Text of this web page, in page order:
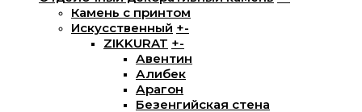
Камень с принтом
Искусственный +-
ZIKKURAT +-
Авентин
Алибек
Арагон
Безенгийская стена